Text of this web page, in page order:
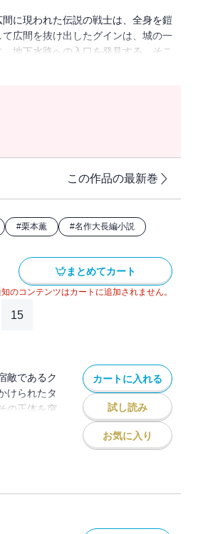
に現われた伝説の戦士は、全身を鎧
広間を抜け出したグインは、城の一
地下水路への入口を発見する。そこ
るマーロールの姿であった。（※電
この作品の最新巻
#栗本薫 #名作大長編小説
まとめてカート
のコンテンツはカートに追加されません。
15
敵であるク
けられたタ
の正体を突
くしながら
カートに入れる
試し読み
お気に入り